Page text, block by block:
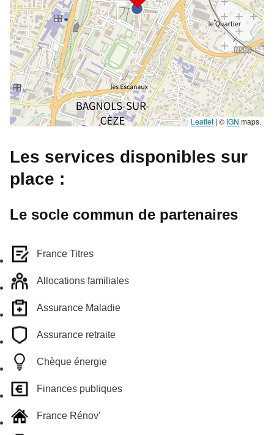
Leaflet | © IGN maps.
Les services disponibles sur
place :
Le socle commun de partenaires
France Titres
Allocations familiales
Assurance Maladie
Assurance retraite
Chèque énergie
Finances publiques
France Rénov'